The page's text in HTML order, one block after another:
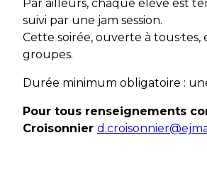
Par ailleurs, chaque élève est
suivi par une jam session.
Cette soirée, ouverte à
groupes.
Durée minimum obligatoire :
Pour tous renseignements
Croisonnier